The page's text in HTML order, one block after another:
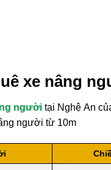
xe nâng
ngườitại Nghệ An
người từ 10m